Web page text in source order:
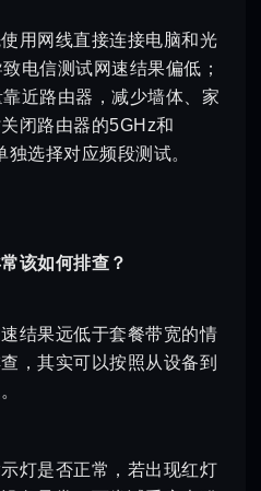
用网线直接连接电脑和光
电信测试网速结果偏低；
近路由器，减少墙体、家
闭路由器的5GHz和
选择对应频段测试。
该如何排查？
结果远低于套餐带宽的情
，其实可以按照从设备到
灯是否正常，若出现红灯